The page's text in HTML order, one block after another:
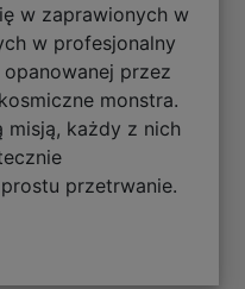
w zaprawionych w
w profesjonalny
przez
monstra.
misją, każdy z nich
przetrwanie.